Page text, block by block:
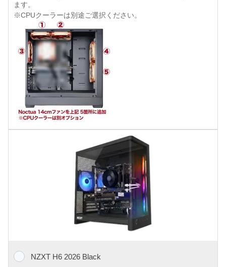
ます。
※CPUクーラーは別途ご選択ください。
NZXT H6 2026 Black